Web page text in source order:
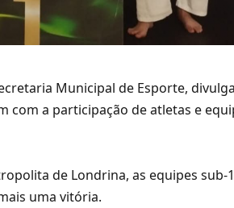
Municipal de Esporte,
com a participação de atletas e
de Londrina, as equipes sub-
uma vitória.